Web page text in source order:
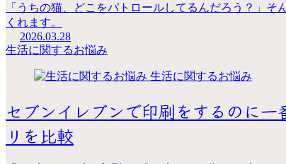
「うちの猫、どこをパトロールしてるんだろう？」
くれます。
2026.03.28
生活に関するお悩み
生活に関するお悩み
セブンイレブンで印刷をするのに
リを比較